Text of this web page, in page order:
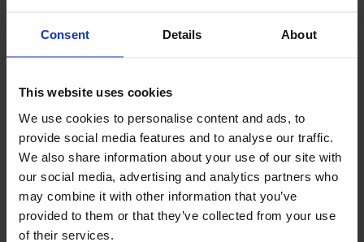
Consent Details About
This website uses cookies
We use cookies to personalise content and ads, to
provide social media features and to analyse our traffic.
We also share information about your use of our site with
our social media, advertising and analytics partners who
may combine it with other information that you’ve
provided to them or that they’ve collected from your use
of their services.
Seguimiento de sus
automatizaciones